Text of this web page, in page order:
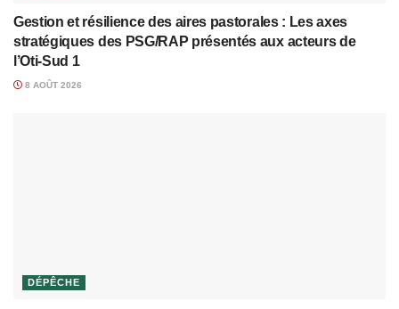
Gestion et résilience des aires pastorales : Les axes
stratégiques des PSG/RAP présentés aux acteurs de
l’Oti-Sud 1
8 AOÛT 2026
DÉPÊCHE